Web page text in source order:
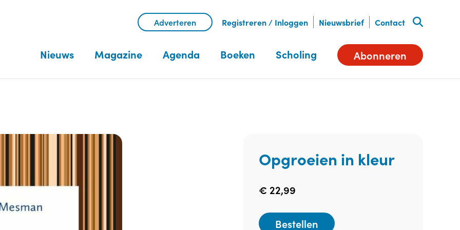
Adverteren Registreren / Inloggen Nieuwsbrief Contact
Nieuws Magazine Agenda Boeken Scholing Abonneren
Opgroeien in kleur
€ 22,99
Bestellen